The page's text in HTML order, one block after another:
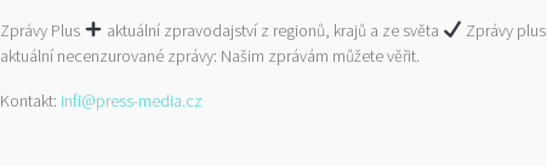
Zprávy Plus aktuální zpravodajství z regionů, krajů a ze světa
Zprávy plus
aktuální necenzurované zprávy: Našim zprávám můžete věřit.
Kontakt: infi@press-media.cz